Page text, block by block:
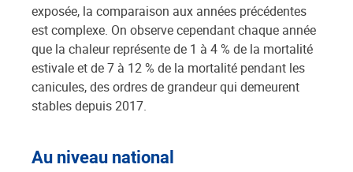
exposée, la comparaison aux années précédentes
est complexe. On observe cependant chaque année
que la chaleur représente de 1 à 4 % de la mortalité
estivale et de 7 à 12 % de la mortalité pendant les
canicules, des ordres de grandeur qui demeurent
stables depuis 2017.
Au niveau national